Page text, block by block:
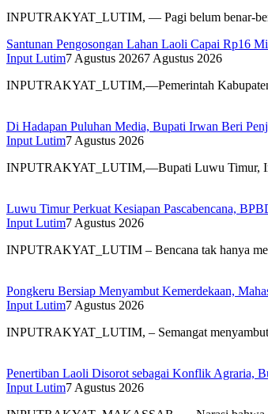
INPUTRAKYAT_LUTIM, — Pagi belum benar-
Santunan Pengosongan Lahan Laoli Capai Rp16
Input Lutim7 Agustus 20267 Agustus 2026
INPUTRAKYAT_LUTIM,—Pemerintah
Di Hadapan Puluhan Media, Bupati Irwan Beri
Input Lutim7 Agustus 2026
INPUTRAKYAT_LUTIM,—Bupati Luwu Timur,
Luwu Timur Perkuat Kesiapan Pascabencana,
Input Lutim7 Agustus 2026
INPUTRAKYAT_LUTIM – Bencana tak hanya
Pongkeru Bersiap Menyambut Kemerdekaan,
Input Lutim7 Agustus 2026
INPUTRAKYAT_LUTIM, – Semangat
Penertiban Laoli Disorot sebagai Konflik Agraria,
Input Lutim7 Agustus 2026